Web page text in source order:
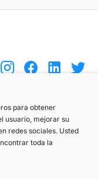
para obtener
usuario, mejorar su
redes sociales. Usted
toda la
(+34) 744 408 070
info@motoreto.com